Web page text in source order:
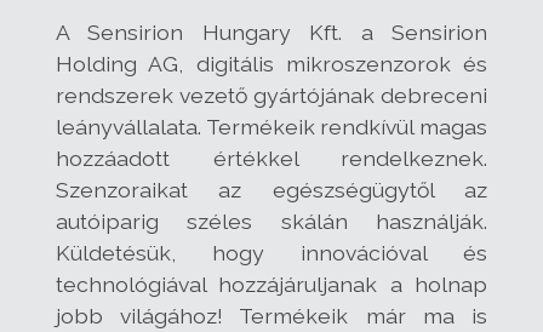
A Sensirion Hungary Kft. a Sensirion
Holding AG, digitális mikroszenzorok és
rendszerek vezető gyártójának debreceni
leányvállalata. Termékeik rendkívül magas
hozzáadott értékkel rendelkeznek.
Szenzoraikat az egészségügytől az
autóiparig széles skálán használják.
Küldetésük, hogy innovációval és
technológiával hozzájáruljanak a holnap
jobb világához! Termékeik már ma is